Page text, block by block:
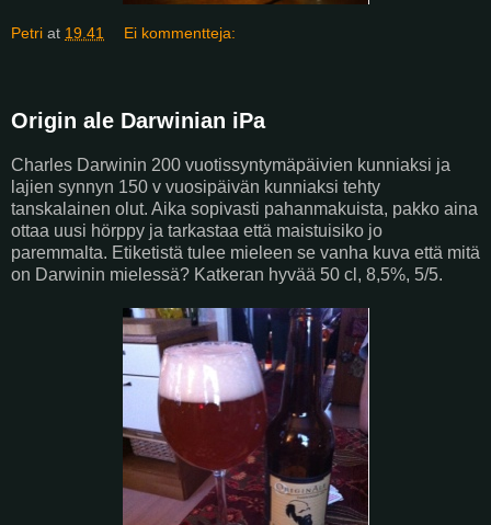
Petri at 19.41 Ei kommentteja:
Origin ale Darwinian iPa
Charles Darwinin 200 vuotissyntymäpäivien kunniaksi ja
lajien synnyn 150 v vuosipäivän kunniaksi tehty
tanskalainen olut. Aika sopivasti pahanmakuista, pakko aina
ottaa uusi hörppy ja tarkastaa että maistuisiko jo
paremmalta. Etiketistä tulee mieleen se vanha kuva että mitä
on Darwinin mielessä? Katkeran hyvää 50 cl, 8,5%, 5/5.